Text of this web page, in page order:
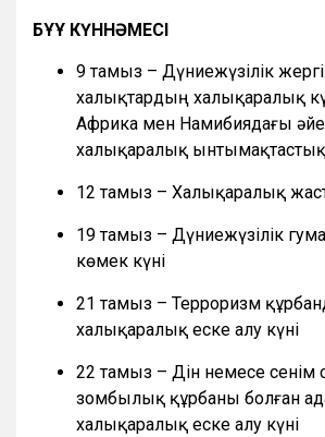
БҰҰ КҮННӘМЕСІ
9 тамыз – Дүниежүзілік
халықтардың халықаралық
Африка мен Намибиядағы
халықаралық ынтымақтастық
12 тамыз – Халықаралық
19 тамыз – Дүниежүзілік
көмек күні
21 тамыз – Терроризм
халықаралық еске алу күні
22 тамыз – Дін немесе сенім
зомбылық құрбаны болған
халықаралық еске алу күні